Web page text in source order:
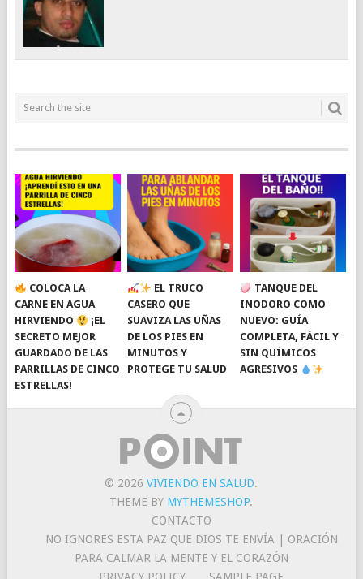
COLOCA LA
CARNE EN AGUA
HIRVIENDO
¡EL
SECRETO MEJOR
GUARDADO DE LAS
PARRILLAS DE CINCO
ESTRELLAS!
EL TRUCO
CASERO QUE
SUAVIZA LAS UÑAS
DE LOS PIES EN
MINUTOS Y
PROTEGE TU SALUD
TANQUE DEL
INODORO COMO
NUEVO: GUÍA
COMPLETA, FÁCIL Y
SIN QUÍMICOS
AGRESIVOS
© 2026VIVIENDO EN SALUD.
THEME BY MYTHEMESHOP.
CONTACTO
NO IGNORES ESTA PAZ QUE DIOS TE ENVÍA | ORACIÓN
PARA CALMAR LA MENTE Y EL CORAZÓN